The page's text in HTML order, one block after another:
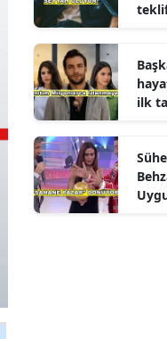
ilk